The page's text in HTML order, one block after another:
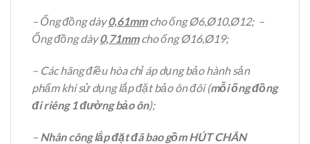
– Ống đồng dày0,61mmcho ống Ø6,Ø10,Ø12; –
Ống đồng dày0,71mmcho ống Ø16,Ø19;
– Các hãng điều hòa chỉ áp dụng bảo hành sản
phẩm khi sử dụng lắp đặt bảo ôn đôi (mỗi ống đồng
đi riêng 1 đường bảo ôn);
– Nhân công lắp đặt đã bao gồm HÚT CHÂN